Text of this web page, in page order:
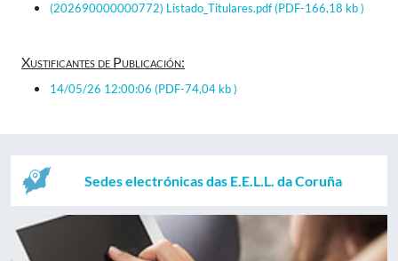
(202690000000772) Listado_Titulares.pdf(PDF-166,18 kb )
Xustificantes de Publicación:
14/05/26 12:00:06 (PDF-74,04 kb )
Sedes electrónicas das E.E.L.L. da Coruña